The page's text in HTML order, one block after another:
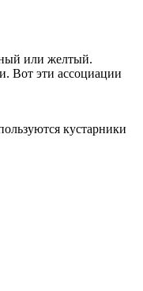
или желтый.
Вот эти ассоциации
кустарники